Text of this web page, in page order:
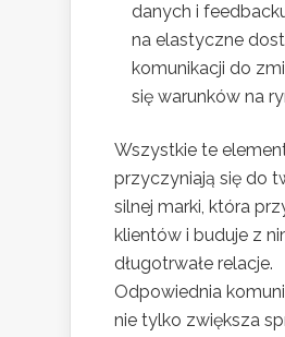
danych i
na elastyczne
komunikacji do
się warunków na
Wszystkie te
przyczyniają się do
silnej marki, która
klientów i buduje z
długotrwałe relacje.
Odpowiednia
nie tylko zwiększa